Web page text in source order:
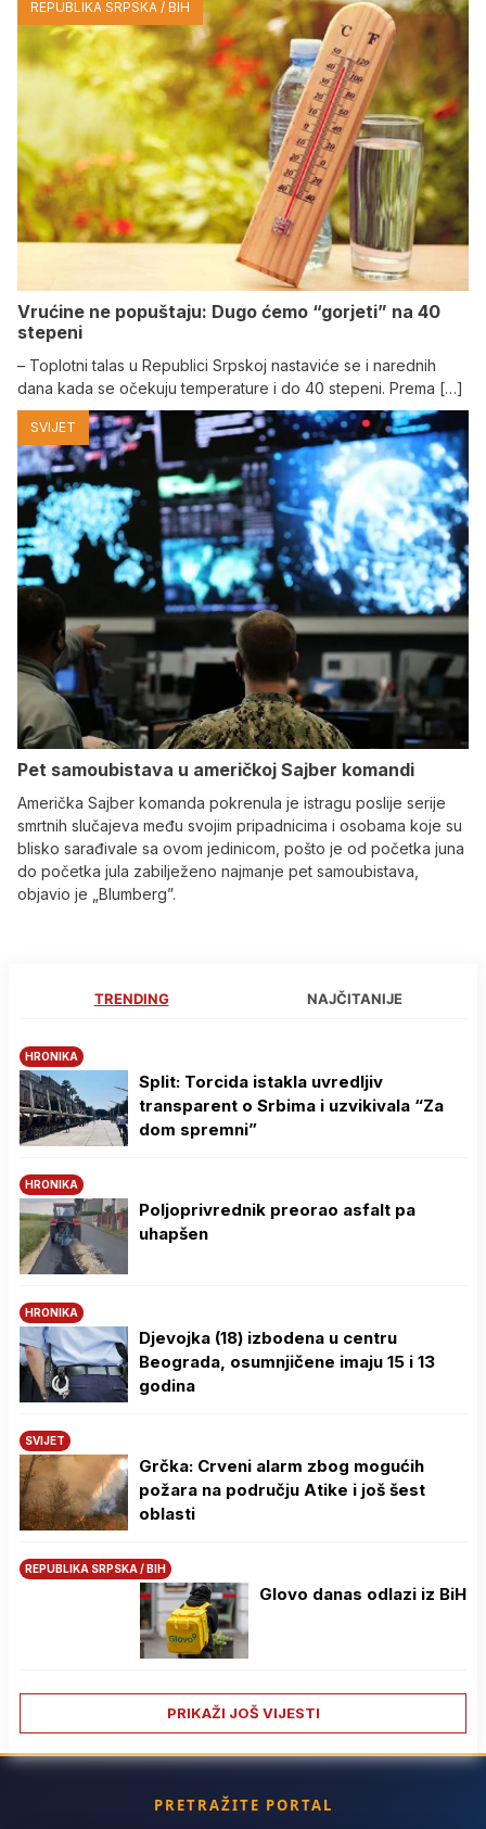
REPUBLIKA SRPSKA / BIH
Vrućine ne popuštaju: Dugo ćemo “gorjeti” na 40
stepeni
– Toplotni talas u Republici Srpskoj nastaviće se i narednih
dana kada se očekuju temperature i do 40 stepeni. Prema […]
SVIJET
Pet samoubistava u američkoj Sajber komandi
Američka Sajber komanda pokrenula je istragu poslije serije
smrtnih slučajeva među svojim pripadnicima i osobama koje su
blisko sarađivale sa ovom jedinicom, pošto je od početka juna
do početka jula zabilježeno najmanje pet samoubistava,
objavio je „Blumberg”.
TRENDING NAJČITANIJE
HRONIKA
Split: Torcida istakla uvredljiv
transparent o Srbima i uzvikivala “Za
dom spremni”
HRONIKA
Poljoprivrednik preorao asfalt pa
uhapšen
HRONIKA
Djevojka (18) izbodena u centru
Beograda, osumnjičene imaju 15 i 13
godina
SVIJET
Grčka: Crveni alarm zbog mogućih
požara na području Atike i još šest
oblasti
REPUBLIKA SRPSKA / BIH
Glovo danas odlazi iz BiH
PRIKAŽI JOŠ VIJESTI
PRETRAŽITE PORTAL